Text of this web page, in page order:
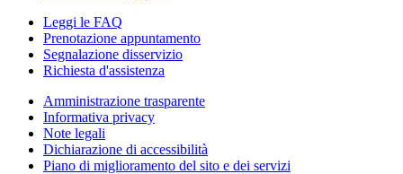
Leggi le FAQ
Prenotazione appuntamento
Segnalazione disservizio
Richiesta d'assistenza
Amministrazione trasparente
Informativa privacy
Note legali
Dichiarazione di accessibilità
Piano di miglioramento del sito e dei servizi